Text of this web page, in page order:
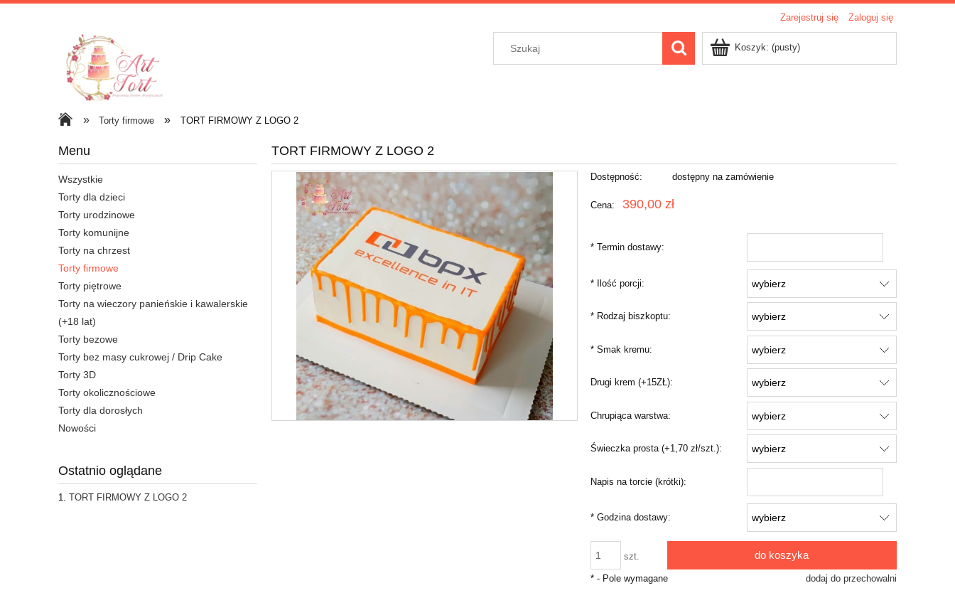
Zarejestruj się Zaloguj się
Koszyk: (pusty)
» Torty firmowe » TORT FIRMOWY Z LOGO 2
Menu
Wszystkie
Torty dla dzieci
Torty urodzinowe
Torty komunijne
Torty na chrzest
Torty firmowe
Torty piętrowe
Torty na wieczory panieńskie i kawalerskie
(+18 lat)
Torty bezowe
Torty bez masy cukrowej / Drip Cake
Torty 3D
Torty okolicznościowe
Torty dla dorosłych
Nowości
Ostatnio oglądane
TORT FIRMOWY Z LOGO 2
TORT FIRMOWY Z LOGO 2
Dostępność: dostępny na zamówienie
Cena: 390,00 zł
* Termin dostawy:
* Ilość porcji:
* Rodzaj biszkoptu:
* Smak kremu:
Drugi krem (+15ZŁ):
Chrupiąca warstwa:
Świeczka prosta (+1,70 zł/szt.):
Napis na torcie (krótki):
* Godzina dostawy:
szt. do koszyka
dodaj do przechowalni
* - Pole wymagane